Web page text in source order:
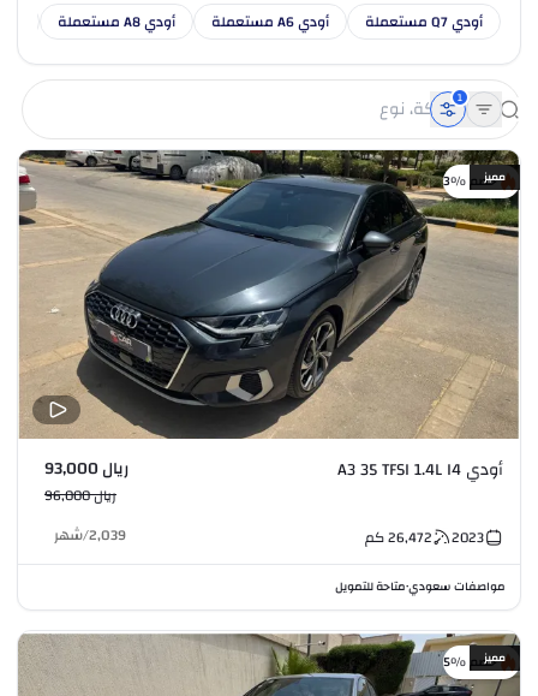
أودي Q7 مستعملة أودي A6 مستعملة أودي A8 مستعملة
1
خصم %3مميز
أودي A3 35 TFSI 1.4L I4 ريال 93,000
ريال 96,000
2023
26,472كم 2,039
/شهر
مواصفات سعودي•متاحة للتمويل
خصم %5مميز